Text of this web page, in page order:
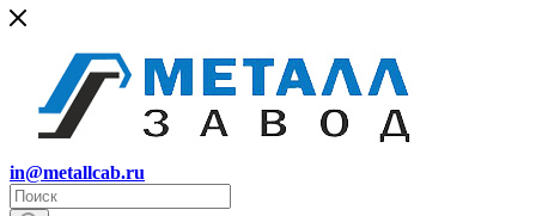
in@metallcab.ru